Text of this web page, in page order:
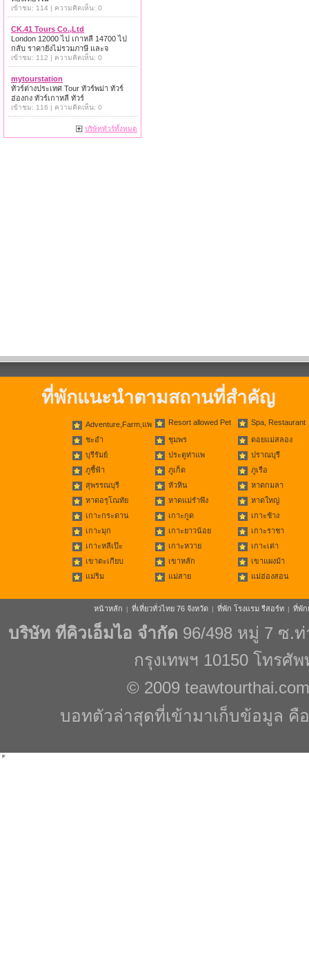
เข้าชม: 114 | ความคิดเห็น: 0
CK.41 Tours Co.,Ltd
London 12000 ไป เกาหลี 14700 ไป
กลับ ราคายังไม่รวมภาษี และจ
เข้าชม: 112 | ความคิดเห็น: 0
mytourstation
ทัวร์ต่างประเทศ Tour ทัวร์พม่า ทัวร์
ฮ่องกง ทัวร์เกาหลี ทัวร์
เข้าชม: 116 | ความคิดเห็น: 0
บริษัททัวร์ทั้งหมด
ที่พักแนะนำตามสถานที่สำคัญ
Adventure,Farm,แพ Resort allowed Pet Spa, Restaurant
ชะอำ ชุมพร
ดอยแม่สลอง
บุรีรัมย์
ประตูท่าแพ
ปราณบุรี
ภูชี้ฟ้า
ภูเก็ต
ภูเรือ
สุพรรณบุรี
หัวหิน
หาดกมลา
หาดอรุโณทัย
หาดแม่รำพึง
หาดใหญ่
เกาะกระดาน
เกาะกูด
เกาะช้าง
เกาะมุก
เกาะยาวน้อย
เกาะราชา
เกาะหลีเป๊ะ
เกาะหวาย
เกาะเต่า
เขาตะเกียบ
เขาหลัก
เขาแผงม้า
แม่ริม
แม่สาย แม่ฮ่องสอน
หน้าหลัก | ที่เที่ยวทั่วไทย 76 จังหวัด | ที่พัก โรงแรม รีสอร์ท | ที่พัก
บริษัท ทีคิวเอ็มไอ จำกัด 96/498 หมู่ 7 ซ.
กรุงเทพฯ 10150 โทรศั
© 2009 teawtourthai.com
บอทตัวล่าสุดที่เข้ามาเก็บข้อมูล คือ